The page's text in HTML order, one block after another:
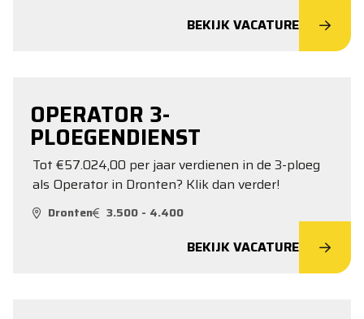
BEKIJK VACATURE
OPERATOR 3-
PLOEGENDIENST
Tot €57.024,00 per jaar verdienen in de 3-ploeg
als Operator in Dronten? Klik dan verder!
Dronten 3.500 - 4.400
BEKIJK VACATURE